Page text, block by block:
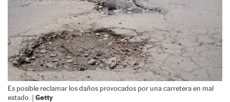
Es posible reclamar los daños provocados por una carretera en mal
estado. | Getty